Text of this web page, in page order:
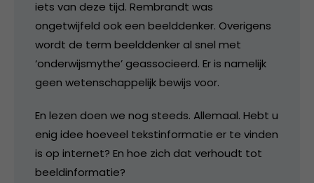
iets van deze tijd. Rembrandt was
ongetwijfeld ook een beelddenker. Overigens
wordt de term beelddenker al snel met
‘onderwijsmythe’ geassocieerd. Er is namelijk
geen wetenschappelijk bewijs voor.
En lezen doen we nog steeds. Allemaal. Hebt u
enig idee hoeveel tekstinformatie er te vinden
is op internet? En hoe zich dat verhoudt tot
beeldinformatie?